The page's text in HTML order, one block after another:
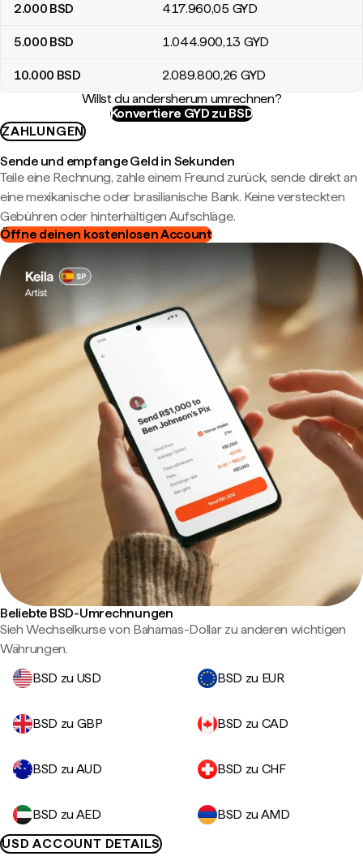
2.000 BSD 417.960,05 GYD
5.000 BSD 1.044.900,13 GYD
10.000 BSD 2.089.800,26 GYD
Willst du andersherum umrechnen?
Konvertiere GYD zu BSD
ZAHLUNGEN
Sende und empfange Geld in Sekunden
Teile eine Rechnung, zahle einem Freund zurück, sende direkt an
eine mexikanische oder brasilianische Bank. Keine versteckten
Gebühren oder hinterhältigen Aufschläge.
Öffne deinen kostenlosen Account
Beliebte BSD-Umrechnungen
Sieh Wechselkurse von Bahamas-Dollar zu anderen wichtigen
Währungen.
BSD zu USD
BSD zu EUR
BSD zu GBP BSD zu CAD
BSD zu AUD BSD zu CHF
BSD zu AED
BSD zu AMD
USD ACCOUNT DETAILS